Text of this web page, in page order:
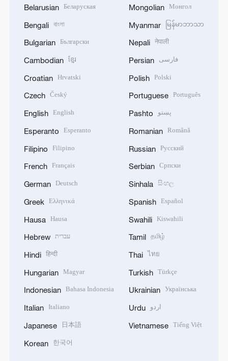
Belarusian Беларуская
Bengali বাংলা
Bulgarian Български
Cambodian ខ្មែរ
Croatian Hrvatski
Czech Český
English English
Esperanto Esperanto
Filipino Filipino
French Français
German Deutsch
Greek Ελληνικά
Hausa Hausa
Hebrew עברית
Hindi हिन्दी
Hungarian Magyar
Indonesian Bahasa Indonesia
Italian Italiano
Japanese 日本語
Korean 한국어
Mongolian Монгол
Myanmar မြန်မာဘာသာ
Nepali नेपाली
Persian فارسی
Polish Polski
Portuguese Português
Pashto پښتو
Romanian Română
Russian Русский
Serbian Српски
Sinhala සිංහල
Spanish Español
Swahili Kiswahili
Tamil தமிழ்
Thai ไทย
Turkish Türkçe
Ukrainian Українська
Urdu اردو
Vietnamese Tiếng Việt